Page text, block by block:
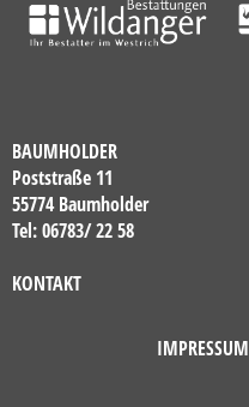
BAUMHOLDER
Poststraße 11
55774 Baumholder
Tel: 06783/ 22 58
KONTAKT
IMPRESSUM